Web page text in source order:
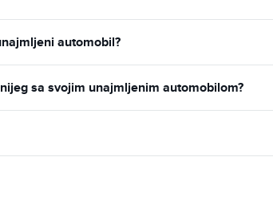
automobil?
sa svojim unajmljenim automobilom?